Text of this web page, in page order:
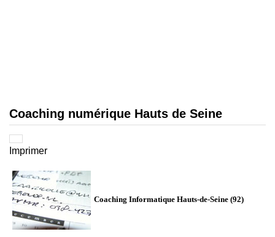
Coaching numérique Hauts de Seine
Imprimer
Coaching Informatique Hauts-de-Seine (92)